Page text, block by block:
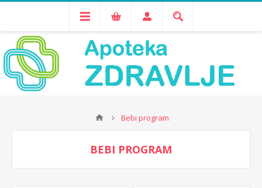
Bebi program
BEBI PROGRAM